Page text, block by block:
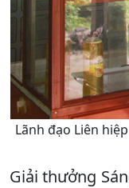
Lãnh đạo Liên
Giải thưởng